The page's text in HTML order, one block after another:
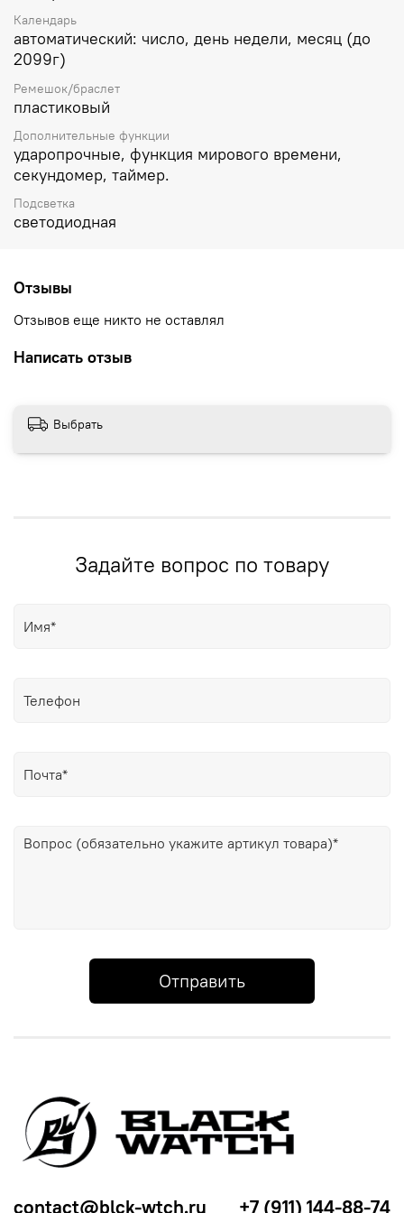
Календарь
автоматический: число, день недели, месяц (до
2099г)
Ремешок/браслет
пластиковый
Дополнительные функции
ударопрочные, функция мирового времени,
секундомер, таймер.
Подсветка
светодиодная
Отзывы
Отзывов еще никто не оставлял
Написать отзыв
Выбрать
Задайте вопрос по товару
Отправить
contact@blck-wtch.ru +7 (911) 144-88-74